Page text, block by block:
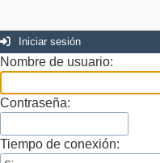
Iniciar sesión
Nombre de usuario:
Contraseña:
Tiempo de conexión: